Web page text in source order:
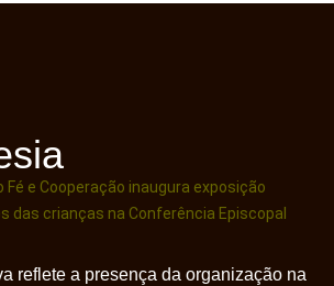
Fé e Cooperação inaugura exposição
das crianças na Conferência Episcopal
reflete a presença da organização na